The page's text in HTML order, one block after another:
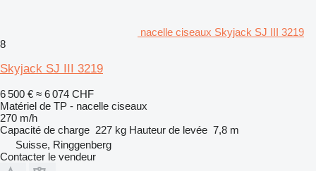
nacelle ciseaux Skyjack SJ III 3219
8
Skyjack SJ III 3219
6 500 € ≈ 6 074 CHF
Matériel de TP - nacelle ciseaux
270 m/h
Capacité de charge 227 kg Hauteur de levée 7,8 m
Suisse, Ringgenberg
Contacter le vendeur